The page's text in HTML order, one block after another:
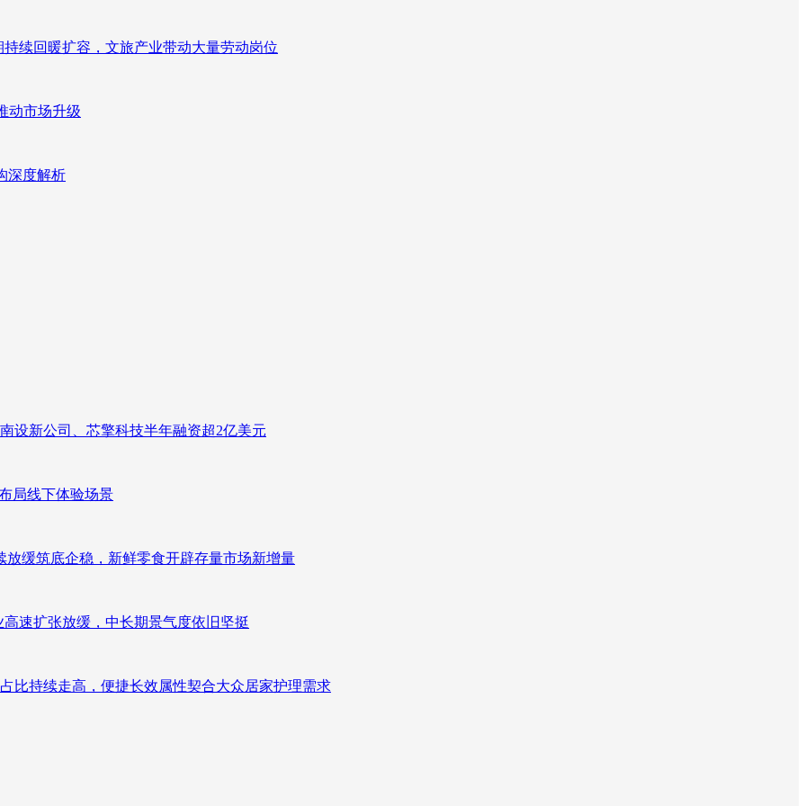
续回暖扩容，文旅产业带动大量劳动岗位
动市场升级
深度解析
设新公司、芯擎科技半年融资超2亿美元
局线下体验场景
缓筑底企稳，新鲜零食开辟存量市场新增量
速扩张放缓，中长期景气度依旧坚挺
比持续走高，便捷长效属性契合大众居家护理需求